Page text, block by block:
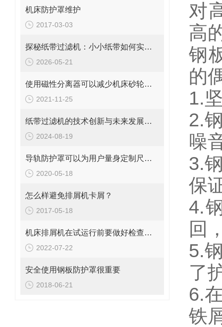
机床防护罩维护
2017-03-03
探秘纸带过滤机：小小纸带如何实现高效过滤？
2026-05-21
使用磁性分离器可以减少机床砂轮修正的次数
2021-11-25
纸带过滤机的技术创新与未来发展趋势
2024-08-19
导轨防护罩可以为用户量身定制尺寸大小
2020-05-18
怎么样避免排屑机卡屑？
2017-05-18
机床排屑机在试运行前要做好检查工作
2022-07-22
安全使用钢板防护罩很重要
2018-06-21
对
高
钢
的
1.
2.
噪
3.
保
4.
回
5.
了
6.
铁